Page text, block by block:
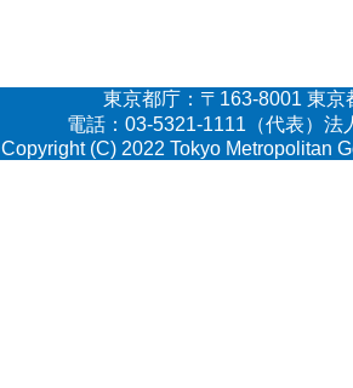
東京都庁：〒163-8001 東京
電話：03-5321-1111（代表）法
Copyright (C) 2022 Tokyo Metropolitan